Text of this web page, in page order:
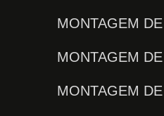
MONTAGEM
MONTAGEM
MONTAGEM